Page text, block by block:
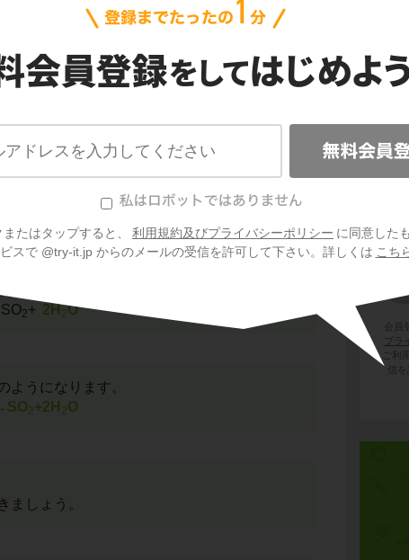
たはタップすると、 利用規約及びプライバシーポリシー に同意した
スで @try-it.jp からのメールの受信を許可して下さい。詳しくは こち
が等しくなるようにH を加えます。
2+ 2H2O
ようになります。
2+2H 2O
ましょう。
会員
プラ
ご利
信